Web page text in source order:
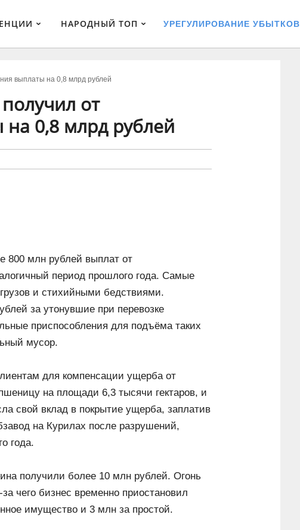
НАРОДНЫЙ ТОП УРЕГУЛИРОВАНИЕ УБЫТКОВ
выплаты на 0,8 млрд рублей
от
0,8 млрд рублей
800 млн рублей выплат от
период прошлого года. Самые
и стихийными бедствиями.
за утонувшие при перевозке
приспособления для подъёма таких
мусор.
для компенсации ущерба от
на площади 6,3 тысячи гектаров, и
свой вклад в покрытие ущерба, заплатив
на Курилах после разрушений,
года.
получили более 10 млн рублей. Огонь
чего бизнес временно приостановил
имущество и 3 млн за простой.